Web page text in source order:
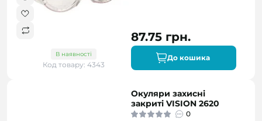
В наявності
Код товару: 4343
87.75 грн.
До кошика
Окуляри захисні
закриті VISION 2620
0